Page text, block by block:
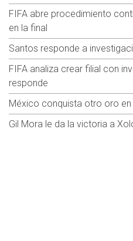
FIFA abre procedimiento
en la final
Santos responde a
FIFA analiza crear filial con
responde
México conquista otro oro
Gil Mora le da la victoria a